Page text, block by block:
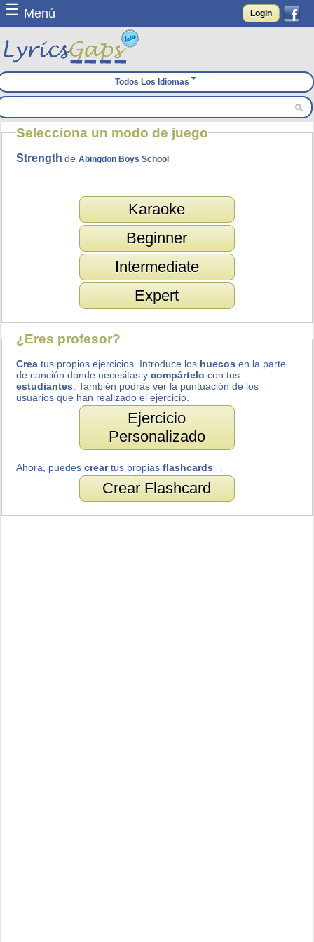
☰ Menú Login
Todos Los Idiomas
Selecciona un modo de juego
Strength deAbingdon Boys School
Karaoke
Beginner
Intermediate
Expert
¿Eres profesor?
Crea tus propios ejercicios. Introduce los huecos en la parte
de canción donde necesitas ycompártelo con tus
estudiantes . También podrás ver la puntuación de los
usuarios que han realizado el ejercicio.
Ejercicio
Personalizado
Ahora, puedescreartus propiasflashcards
Crear Flashcard